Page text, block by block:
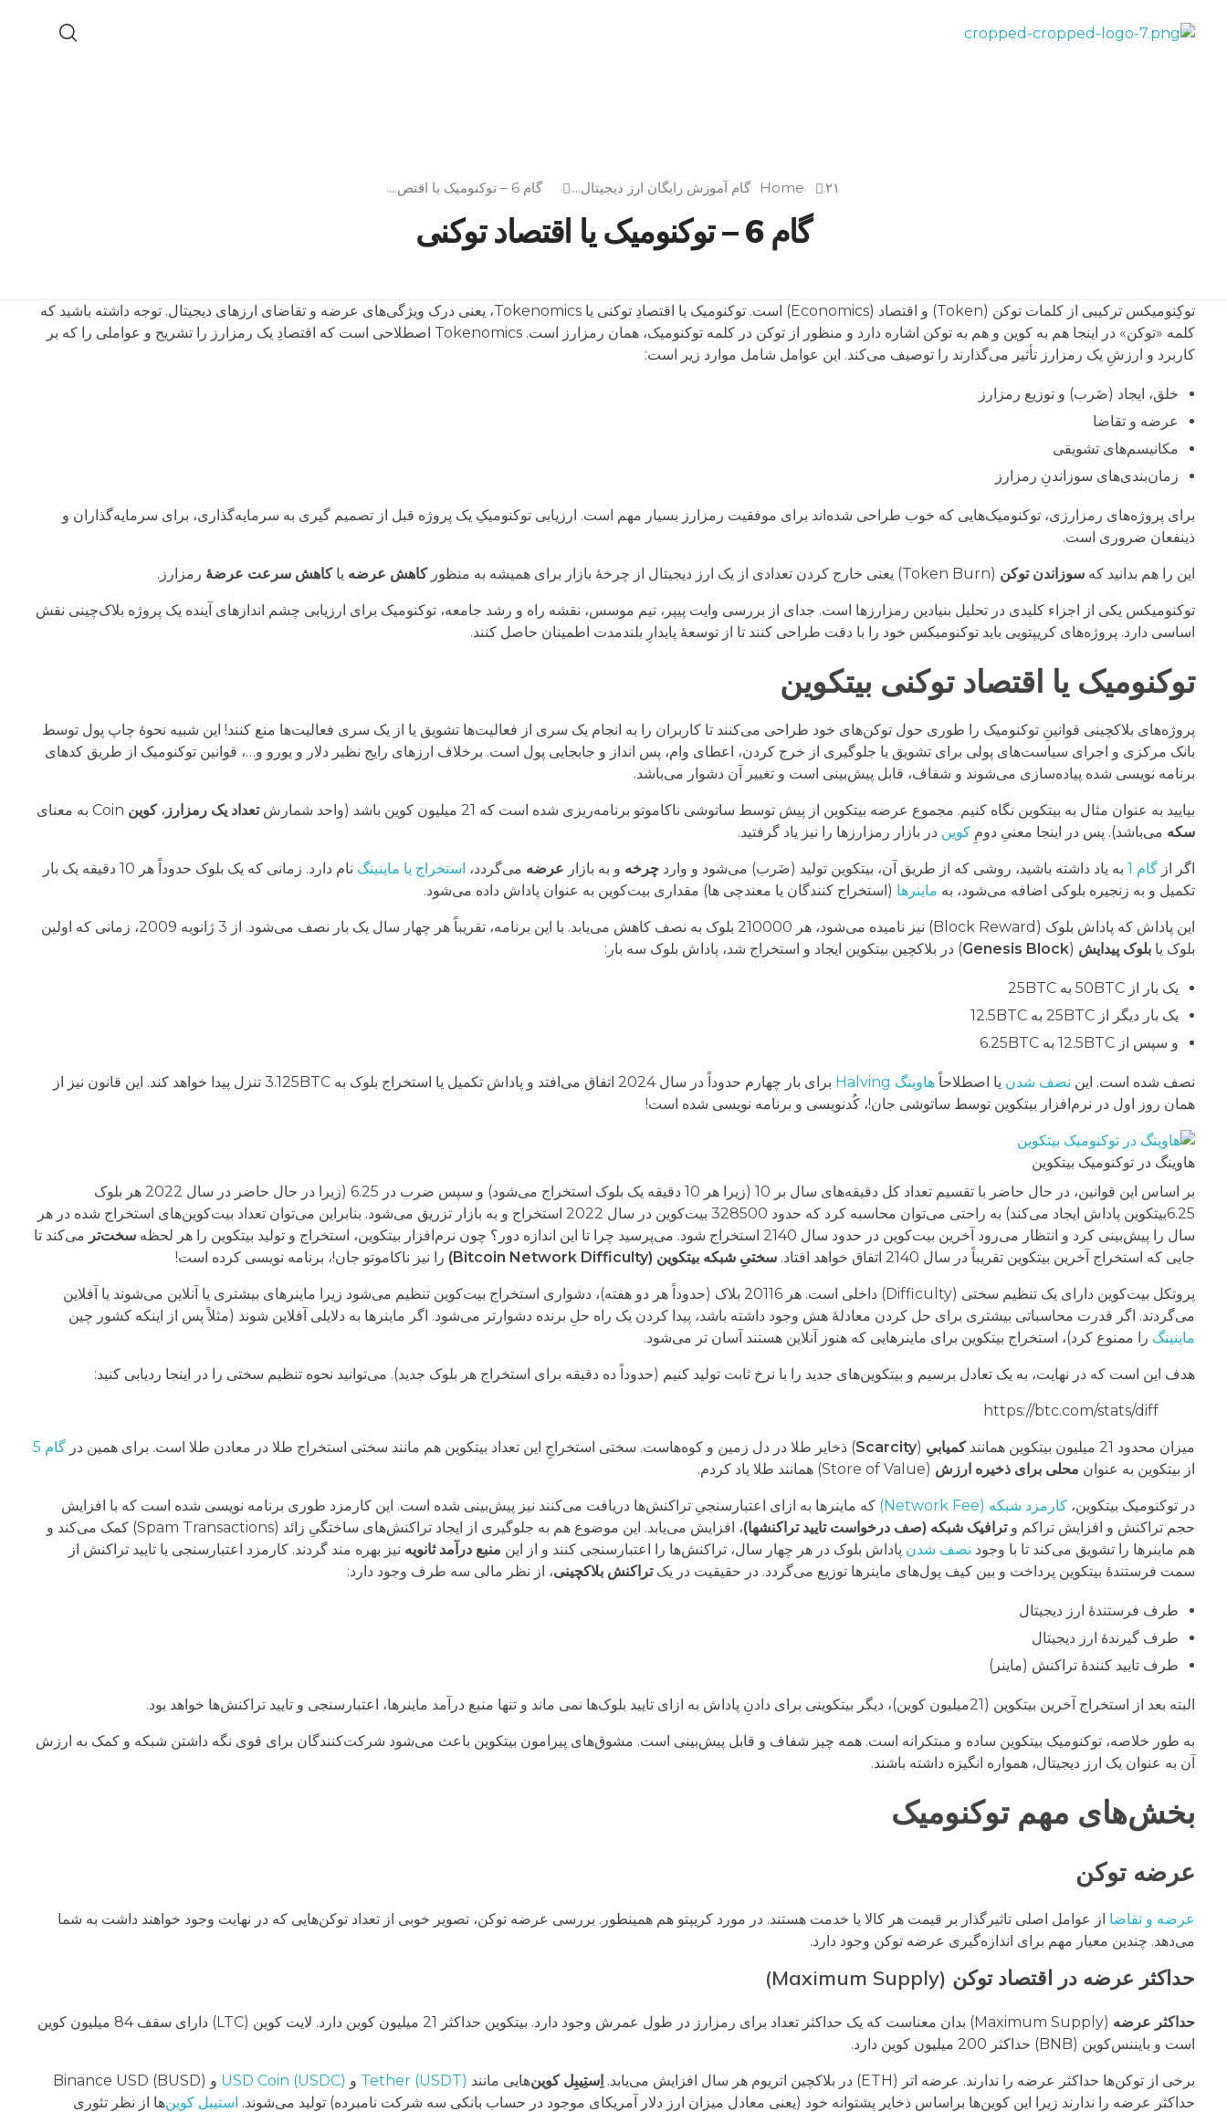
Home ۲۱گام آموزش رایگان ارز دیجیتال... گام 6 – توکنومیک یا اقتص...
گام 6 – توکنومیک یا اقتصاد توکنی
توکِنومیکس ترکیبی از کلمات توکن (Token) و اقتصاد (Economics) است. توکنومیک یا اقتصادِ توکنی یا Tokenomics، یعنی درک ویژگی‌های عرضه و تقاضای ارزهای دیجیتال. توجه داشته باشید که
کلمه «توکن» در اینجا هم به کوین و هم به توکن اشاره دارد و منظور از توکن در کلمه توکنومیک، همان رمزارز است. Tokenomics اصطلاحی است که اقتصادِ یک رمزارز را تشریح و عواملی را که بر
کاربرد و ارزشِ یک رمزارز تأثیر می‌گذارند را توصیف می‌کند. این عوامل شامل موارد زیر است:
خلق، ایجاد (ضَرب) و توزیع رمزارز
عرضه و تقاضا
مکانیسم‌های تشویقی
زمان‌بندی‌های سوزاندنِ رمزارز
برای پروژه‌های رمزارزی، توکنومیک‌هایی که خوب طراحی شده‌اند برای موفقیت رمزارز بسیار مهم است. ارزیابی توکنومیکِ یک پروژه قبل از تصمیم گیری به سرمایه‌گذاری، برای سرمایه‌گذاران و
ذینفعان ضروری است.
این را هم بدانید که سوزاندن توکن (Token Burn) یعنی خارج کردن تعدادی از یک ارز دیجیتال از چرخۀ بازار برای همیشه به منظور کاهش عرضه یاکاهش سرعت عرضۀ رمزارز.
توکنومیکس یکی از اجزاء کلیدی در تحلیل بنیادین رمزارزها است. جدای از بررسی وایت پیپر، تیم موسس، نقشه راه و رشد جامعه، توکنومیک برای ارزیابی چشم اندازهای آینده یک پروژه بلاک‌چینی نقش
اساسی دارد. پروژه‌های کریپتویی باید توکنومیکس خود را با دقت طراحی کنند تا از توسعۀ پایدارِ بلندمدت اطمینان حاصل کنند.
توکنومیک یا اقتصاد توکنی بیتکوین
پروژه‌های بلاکچینی قوانینِ توکنومیک را طوری حول توکن‌های خود طراحی می‌کنند تا کاربران را به انجام یک سری از فعالیت‌ها تشویق یا از یک سری فعالیت‌ها منع کنند! این شبیه نحوۀ چاپ پول توسط
بانک مرکزی و اجرای سیاست‌های پولی برای تشویق یا جلوگیری از خرج کردن، اعطای وام، پس انداز و جابجایی پول است. برخلاف ارزهای رایج نظیر دلار و یورو و…، قوانین توکنومیک از طریق کدهای
برنامه نویسی شده پیاده‌سازی می‌شوند و شفاف، قابل پیش‌بینی است و تغییر آن دشوار می‌باشد.
بیایید به عنوان مثال به بیتکوین نگاه کنیم. مجموع عرضه بیتکوین از پیش توسط ساتوشی ناکاموتو برنامه‌ریزی شده است که 21 میلیون کوین باشد (واحد شمارش تعداد یک رمزارز ،کوین
سکه می‌باشد). پس در اینجا معنیِ دومِ کوین در بازار رمزارزها را نیز یاد گرفتید.
اگر از گام 1 به یاد داشته باشید، روشی که از طریق آن، بیتکوین تولید (ضَرب) می‌شود و وارد چرخه و به بازار عرضه می‌گردد، استخراج یا ماینینگ
نام دارد. زمانی که یک بلوک حدوداً هر 10 دقیقه یک بار
تکمیل و به زنجیره بلوکی اضافه می‌شود، به ماینرها (استخراج کنندگان یا معندچی ها) مقداری بیت‌کوین به عنوان پاداش داده می‌شود.
این پاداش که پاداش بلوک (Block Reward) نیز نامیده می‌شود، هر 210000 بلوک به نصف کاهش می‌یابد. با این برنامه، تقریباً هر چهار سال یک بار نصف می‌شود. از 3 ژانویه 2009، زمانی که اولین
بلوک یا بلوک پیدایش (
Genesis Block) در بلاکچین بیتکوین ایجاد و استخراج شد، پاداش بلوک سه بار:
یک بار از 50BTC به 25BTC
یک بار دیگر از 25BTC به 12.5BTC
و سپس از 12.5BTC به 6.25BTC
نصف شده است. این نصف شدن یا اصطلاحاً هاوینگ Halving
برای بار چهارم حدوداً در سال 2024 اتفاق می‌افتد و پاداش تکمیل یا استخراج بلوک به 3.125BTC تنزل پیدا خواهد کند. این قانون نیز از
همان روز اول در نرم‌افزار بیتکوین توسط ساتوشی جان!، کُدنویسی و برنامه نویسی شده است!
هاوینگ در توکنومیک بیتکوین
بر اساس این قوانین، در حال حاضر با تقسیم تعداد کل دقیقه‌های سال بر 10 (زیرا هر 10 دقیقه یک بلوک استخراج می‌شود) و سپس ضرب در 6.25 (زیرا در حال حاضر در سال 2022 هر بلوک
6.25بیتکوین پاداش ایجاد می‌کند) به راحتی می‌توان محاسبه کرد که حدود 328500 بیت‌کوین در سال 2022 استخراج و به بازار تزریق می‌شود. بنابراین می‌توان تعداد بیت‌کوین‌های استخراج شده در هر
سال را پیش‌بینی کرد و انتظار می‌رود آخرین بیت‌کوین در حدود سال 2140 استخراج شود. می‌پرسید چرا تا این اندازه دور؟ چون نرم‌افزار بیتکوین، استخراج و تولید بیتکوین را هر لحظه
سخت‌تر می‌کند تا
جایی که استخراج آخرین بیتکوین تقریباً در سال 2140 اتفاق خواهد افتاد.
سختیِ شبکه بیتکوین (Bitcoin Network Difficulty) را نیز ناکاموتو جان!، برنامه نویسی کرده است!
پروتکل بیت‌کوین دارای یک تنظیم سختی (Difficulty) داخلی است. هر 20116 بلاک (حدوداً هر دو هفته)، دشواری استخراج بیت‌کوین تنظیم می‌شود زیرا ماینرهای بیشتری یا آنلاین می‌شوند یا آفلاین
می‌گردند. اگر قدرت محاسباتی بیشتری برای حل کردن معادلۀ هش وجود داشته باشد، پیدا کردن یک راه حلِ برنده دشوارتر می‌شود. اگر ماینرها به دلایلی آفلاین شوند (مثلاً پس از اینکه کشور چین
ماینینگ را ممنوع کرد)، استخراج بیتکوین برای ماینرهایی که هنوز آنلاین هستند آسان تر می‌شود.
هدف این است که در نهایت، به یک تعادل برسیم و بیتکوین‌های جدید را با نرخ ثابت تولید کنیم (حدوداً ​​ده دقیقه برای استخراج هر بلوک جدید). می‌توانید نحوه تنظیم سختی را در اینجا ردیابی کنید:
https://btc.com/stats/diff
میزان محدود 21 میلیون بیتکوین همانند کمیابیِ (
Scarcity) ذخایر طلا در دل زمین و کوه‌هاست. سختی استخراجِ این تعداد بیتکوین هم مانند سختی استخراج طلا در معادن طلا است. برای همین در گام 5
از بیتکوین به عنوان محلی برای ذخیره ارزش (Store of Value) همانند طلا یاد کردم.
در توکنومیک بیتکوین، کارمزد شبکه (Network Fee)
که ماینرها به ازای اعتبارسنجیِ تراکنش‌ها دریافت می‌کنند نیز پیش‌بینی شده است. این کارمزد طوری برنامه نویسی شده است که با افزایش
حجم تراکنش و افزایش تراکم وترافیک شبکه (صف درخواست تایید تراکنشها)
، افزایش می‌یابد. این موضوع هم به جلوگیری از ایجاد تراکنش‌های ساختگیِ زائد (Spam Transactions) کمک می‌کند و
هم ماینرها را تشویق می‌کند تا با وجود نصف شدن پاداش بلوک در هر چهار سال، تراکنش‌ها را اعتبارسنجی کنند و از این منبع درآمد ثانویه نیز بهره مند گردند. کارمزد اعتبارسنجی یا تایید تراکنش از
سمت فرستندۀ بیتکوین پرداخت و بین کیف پول‌های ماینرها توزیع می‌گردد. در حقیقیت در یکتراکنش بلاکچینی، از نظر مالی سه طرف وجود دارد:
طرف فرستندۀ ارز دیجیتال
طرف گیرندۀ ارز دیجیتال
طرف تایید کنندۀ تراکنش (ماینر)
البته بعد از استخراج آخرین بیتکوین (21میلیون کوین)، دیگر بیتکوینی برای دادنِ پاداش به ازای تایید بلوک‌ها نمی ماند و تنها منبع درآمد ماینرها، اعتبارسنجی و تایید تراکنش‌ها خواهد بود.
به طور خلاصه، توکنومیک بیتکوین ساده و مبتکرانه است. همه چیز شفاف و قابل پیش‌بینی است. مشوق‌های پیرامون بیتکوین باعث می‌شود شرکت‌کنندگان برای قوی نگه داشتن شبکه و کمک به ارزش
آن به عنوان یک ارز دیجیتال، همواره انگیزه داشته باشند.
بخش‌های مهم توکنومیک
عرضه توکن
عرضه و تقاضا از عوامل اصلی تاثیرگذار بر قیمت هر کالا یا خدمت هستند. در مورد کریپتو هم همینطور. بررسی عرضه توکن، تصویر خوبی از تعداد توکن‌هایی که در نهایت وجود خواهند داشت به شما
می‌دهد. چندین معیار مهم برای اندازه‌گیری عرضه توکن وجود دارد.
حداکثر عرضه در اقتصاد توکن (Maximum Supply)
حداکثر عرضه
(Maximum Supply) بدان معناست که یک حداکثر تعداد برای رمزارز در طول عمرش وجود دارد. بیتکوین حداکثر 21 میلیون کوین دارد. لایت کوین (LTC) دارای سقف 84 میلیون کوین
است و بایننس‌کوین (BNB) حداکثر 200 میلیون کوین دارد.
برخی از توکن‌ها حداکثر عرضه را ندارند. عرضه اتر (ETH) در بلاکچین اتریوم هر سال افزایش می‌یابد. اِستِیبِل کوین‌هایی مانند Tether (USDT) و USD Coin (USDC)
و Binance USD (BUSD)
حداکثر عرضه را ندارند زیرا این کوین‌ها براساس ذخایر پشتوانه خود (یعنی معادل میزان ارز دلار آمریکای موجود در حساب بانکی سه شرکت نامبرده) تولید می‌شوند. استیبل کوین‌ها از نظر تئوری